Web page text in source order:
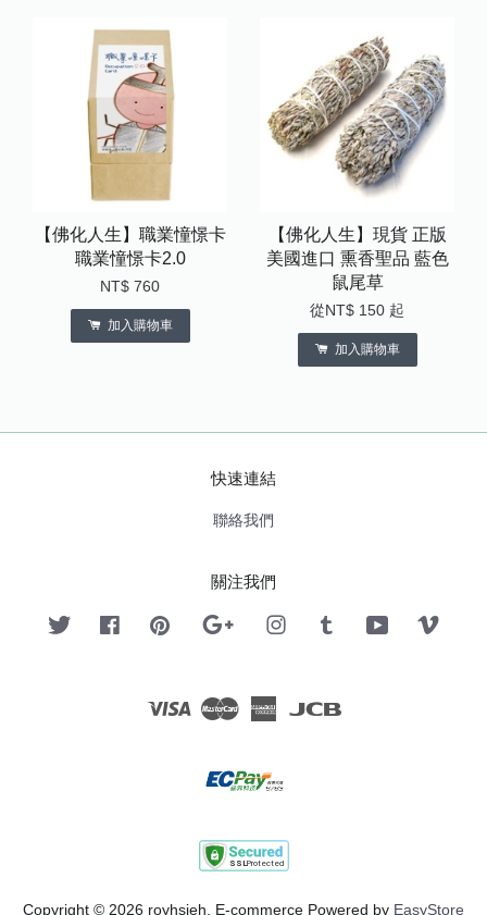
【佛化人生】職業憧憬卡
職業憧憬卡2.0
NT$ 760
加入購物車
【佛化人生】現貨 正版
美國進口 熏香聖品 藍色
鼠尾草
從 NT$ 150 起
加入購物車
快速連結
聯絡我們
關注我們
Twitter FacebookPinterest Google InstagramTumblr YouTube
Visa Master American
Copyright © 2026 royhsieh. E-commerce Powered by EasyStore